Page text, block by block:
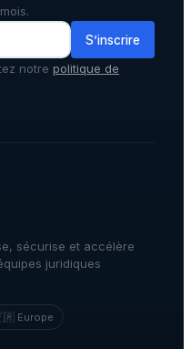
S’inscrire
notre politique de
sécurise et accélère
juridiques
Europe